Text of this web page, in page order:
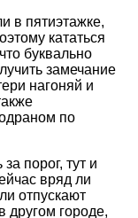
в пятиэтажке,
кататься
буквально
замечание
нагоняй и
по
порог, тут и
вряд ли
отпускают
другом городе,